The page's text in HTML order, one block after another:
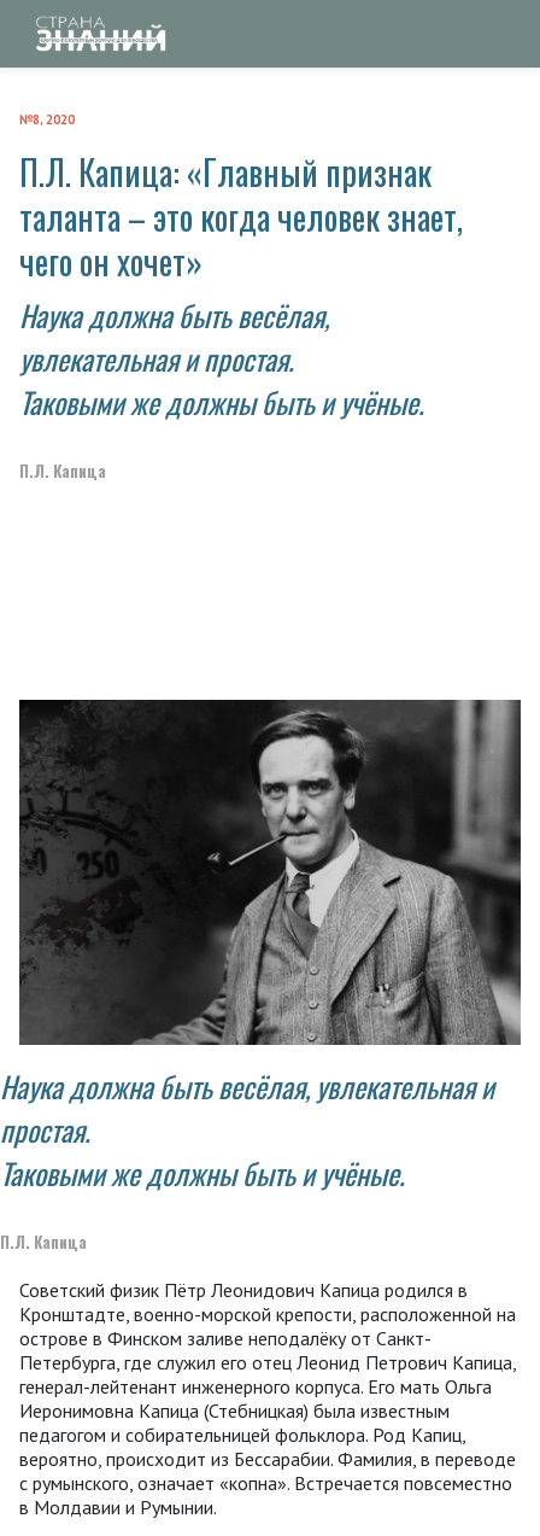
№8, 2020
П.Л. Капица: «Главный признак
таланта – это когда человек знает,
чего он хочет»
Наука должна быть весёлая,
увлекательная и простая.
Таковыми же должны быть и учёные.
П.Л. Капица
Наука должна быть весёлая, увлекательная и
простая.
Таковыми же должны быть и учёные.
П.Л. Капица
Советский физик Пётр Леонидович Капица родился в
Кронштадте, военно-морской крепости, расположенной на
острове в Финском заливе неподалёку от Санкт-
Петербурга, где служил его отец Леонид Петрович Капица,
генерал-лейтенант инженерного корпуса. Его мать Ольга
Иеронимовна Капица (Стебницкая) была известным
педагогом и собирательницей фольклора. Род Капиц,
вероятно, происходит из Бессарабии. Фамилия, в переводе
с румынского, означает «копна». Встречается повсеместно
в Молдавии и Румынии.